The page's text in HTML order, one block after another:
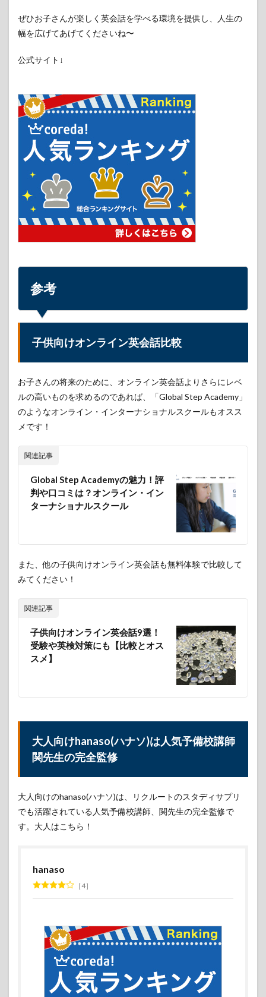
ぜひお子さんが楽しく英会話を学べる環境を提供し、人生の
幅を広げてあげてくださいね〜
公式サイト↓
参考
子供向けオンライン英会話比較
お子さんの将来のために、オンライン英会話よりさらにレベ
ルの高いものを求めるのであれば、「Global Step Academy」
のようなオンライン・インターナショナルスクールもオスス
メです！
関連記事
Global Step Academyの魅力！評
判や口コミは？オンライン・イン
ターナショナルスクール
また、他の子供向けオンライン英会話も無料体験で比較して
みてください！
関連記事
子供向けオンライン英会話9選！
受験や英検対策にも【比較とオス
スメ】
大人向けhanaso(ハナソ)は人気予備校講師
関先生の完全監修
大人向けのhanaso(ハナソ)は、リクルートのスタディサプリ
でも活躍されている人気予備校講師、関先生の完全監修で
す。大人はこちら！
hanaso
4